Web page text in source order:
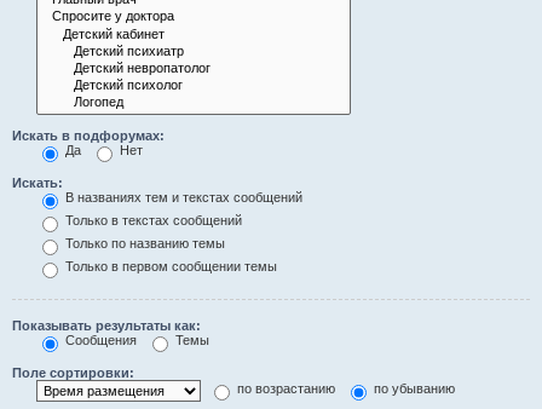
Искать в подфорумах:
Да
Нет
Искать:
В названиях тем и текстах сообщений
Только в текстах сообщений
Только по названию темы
Только в первом сообщении темы
Показывать результаты как:
Сообщения
Темы
Поле сортировки:
по возрастанию
по убыванию